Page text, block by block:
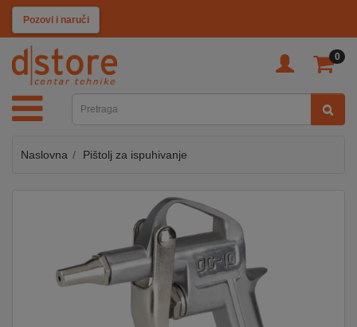
Pozovi i naruči
0
KATEGORIJE
TV
SAT
MOBILNI
KABLOVI
Naslovna Pištolj za ispuhivanje